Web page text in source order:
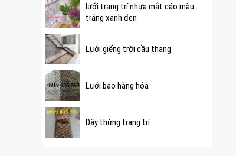
lưới trang trí nhựa mắt cáo màu
trắng xanh đen
Lưới giếng trời cầu thang
Lưới bao hàng hóa
Dây thừng trang trí